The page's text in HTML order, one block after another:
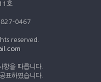
호
0467
reserved.
항을 따릅니다.
표하였습니다.